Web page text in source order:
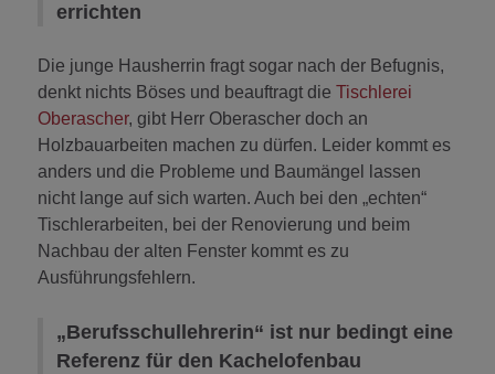
errichten
Die junge Hausherrin fragt sogar nach der Befugnis,
denkt nichts Böses und beauftragt die Tischlerei
Oberascher, gibt Herr Oberascher doch an
Holzbauarbeiten machen zu dürfen. Leider kommt es
anders und die Probleme und Baumängel lassen
nicht lange auf sich warten. Auch bei den „echten“
Tischlerarbeiten, bei der Renovierung und beim
Nachbau der alten Fenster kommt es zu
Ausführungsfehlern.
„Berufsschullehrerin“ ist nur bedingt eine
Referenz für den Kachelofenbau